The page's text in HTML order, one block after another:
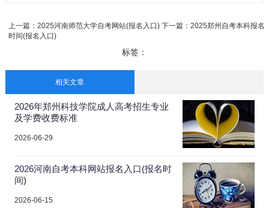
上一篇： 2025河南师范大学自考网站(报名入口)下一篇： 2025郑州自考本科报名
时间(报名入口)
标签：
相关文章
2026年郑州科技学院成人高考招生专业
及学费收费标准
2026-06-29
2026河南自考本科网站报名入口(报名时
间)
2026-06-15